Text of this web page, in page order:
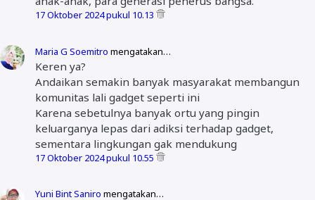
17 Oktober 2024 pukul 10.13
Maria G Soemitro mengatakan…
Keren ya?
Andaikan semakin banyak masyarakat membangun
komunitas lali gadget seperti ini
Karena sebetulnya banyak ortu yang pingin
keluarganya lepas dari adiksi terhadap gadget,
sementara lingkungan gak mendukung
17 Oktober 2024 pukul 10.55
Yuni Bint Saniro mengatakan…